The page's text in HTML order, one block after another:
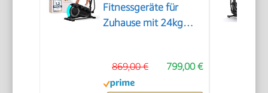
Fitnessgeräte für
Zuhause mit 24kg
120kg mit 24
Widerstandstufen |
799,00 €
869,00 €